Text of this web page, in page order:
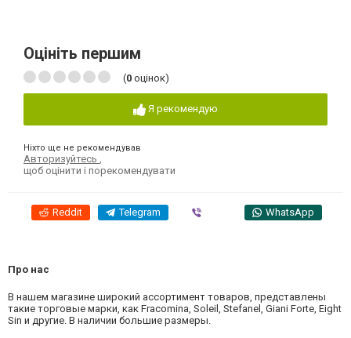
Оцініть першим
(0 оцінок)
Я рекомендую
Ніхто ще не рекомендував
Авторизуйтесь
щоб оцінити і порекомендувати
Reddit Telegram WhatsApp
Про нас
В нашем магазине широкий ассортимент товаров, представлены
такие торговые марки, как Fracomina, Soleil, Stefanel, Giani Forte, Eight
Sin и другие. В наличии большие размеры.